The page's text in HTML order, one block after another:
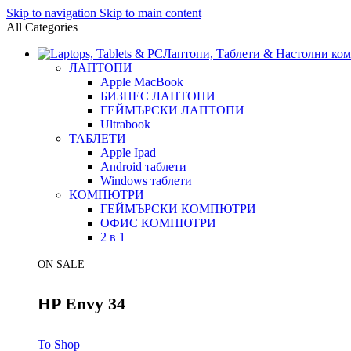
Skip to navigation Skip to main content
All Categories
Лаптопи, Таблети & Настолни
ЛАПТОПИ
Apple MacBook
БИЗНЕС ЛАПТОПИ
ГЕЙМЪРСКИ ЛАПТОПИ
Ultrabook
ТАБЛЕТИ
Apple Ipad
Android таблети
Windows таблети
КОМПЮТРИ
ГЕЙМЪРСКИ КОМПЮТРИ
ОФИС КОМПЮТРИ
2 в 1
ON SALE
HP Envy 34
To Shop